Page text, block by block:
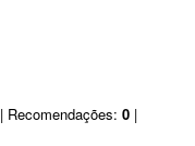
| Recomendações: 0 |